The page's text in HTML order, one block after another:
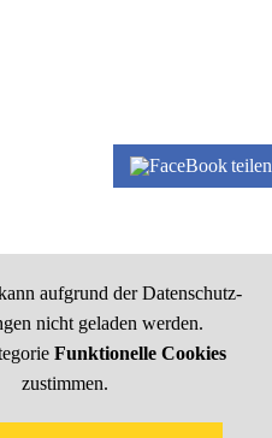
teilen
aufgrund der Datenschutz-
nicht geladen werden.
Funktionelle Cookies
zustimmen.